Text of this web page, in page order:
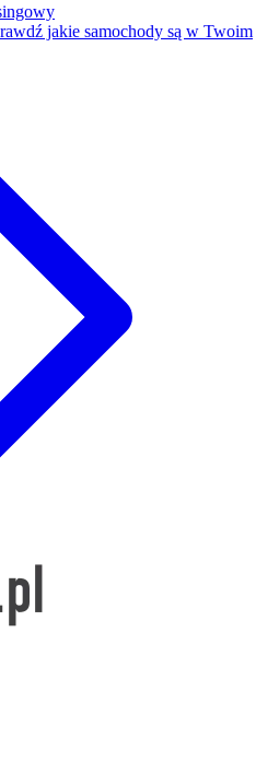
jakie samochody są w Twoim